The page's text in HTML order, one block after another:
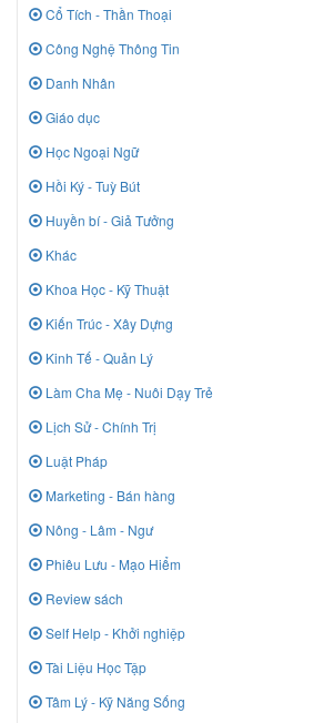
Cổ Tích - Thần Thoại
Công Nghệ Thông Tin
Danh Nhân
Giáo dục
Học Ngoại Ngữ
Hồi Ký - Tuỳ Bút
Huyền bí - Giả Tưởng
Khác
Khoa Học - Kỹ Thuật
Kiến Trúc - Xây Dựng
Kinh Tế - Quản Lý
Làm Cha Mẹ - Nuôi Dạy Trẻ
Lịch Sử - Chính Trị
Luật Pháp
Marketing - Bán hàng
Nông - Lâm - Ngư
Phiêu Lưu - Mạo Hiểm
Review sách
Self Help - Khởi nghiệp
Tài Liệu Học Tập
Tâm Lý - Kỹ Năng Sống